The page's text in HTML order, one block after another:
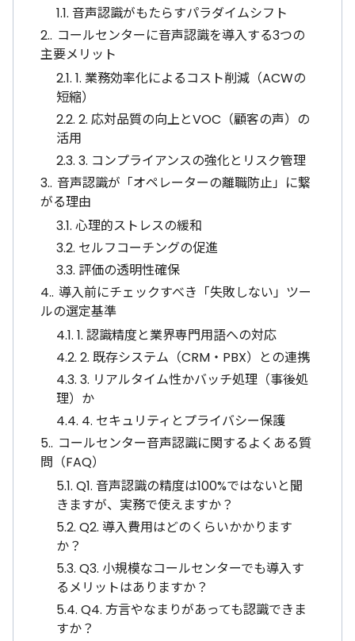
1.1. 音声認識がもたらすパラダイムシフト
2. コールセンターに音声認識を導入する3つの
主要メリット
2.1. 1. 業務効率化によるコスト削減（ACWの
短縮）
2.2. 2. 応対品質の向上とVOC（顧客の声）の
活用
2.3. 3. コンプライアンスの強化とリスク管理
3. 音声認識が「オペレーターの離職防止」に繋
がる理由
3.1. 心理的ストレスの緩和
3.2. セルフコーチングの促進
3.3. 評価の透明性確保
4. 導入前にチェックすべき「失敗しない」ツー
ルの選定基準
4.1. 1. 認識精度と業界専門用語への対応
4.2. 2. 既存システム（CRM・PBX）との連携
4.3. 3. リアルタイム性かバッチ処理（事後処
理）か
4.4. 4. セキュリティとプライバシー保護
5. コールセンター音声認識に関するよくある質
問（FAQ）
5.1. Q1. 音声認識の精度は100%ではないと聞
きますが、実務で使えますか？
5.2. Q2. 導入費用はどのくらいかかります
か？
5.3. Q3. 小規模なコールセンターでも導入す
るメリットはありますか？
5.4. Q4. 方言やなまりがあっても認識できま
すか？